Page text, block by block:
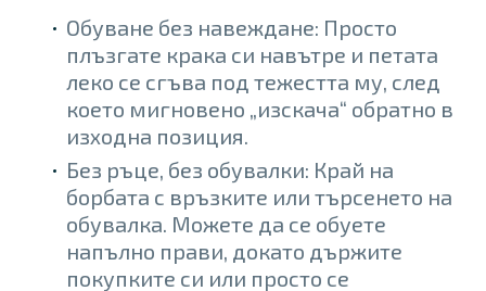
Обуване без навеждане: Просто
плъзгате крака си навътре и петата
леко се сгъва под тежестта му, след
което мигновено „изскача“ обратно в
изходна позиция.
Без ръце, без обувалки: Край на
борбата с връзките или търсенето на
обувалка. Можете да се обуете
напълно прави, докато държите
покупките си или просто се